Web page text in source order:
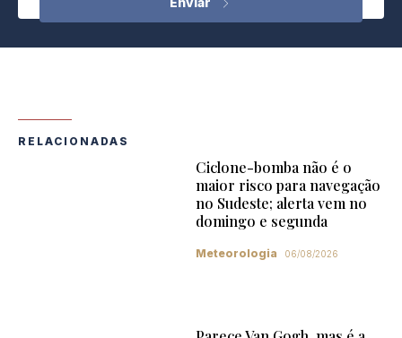
RELACIONADAS
Ciclone-bomba não é o
maior risco para navegação
no Sudeste; alerta vem no
domingo e segunda
Meteorologia 06/08/2026